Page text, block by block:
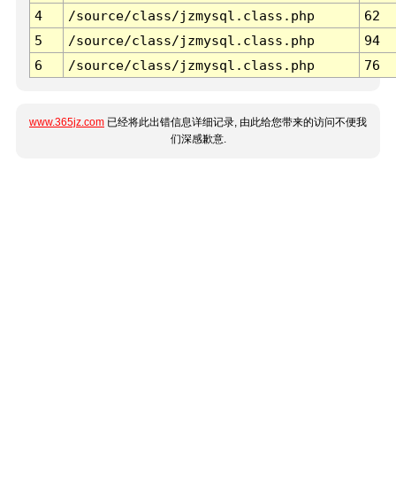
4
/source/class/jzmysql.class.php
62
5
/source/class/jzmysql.class.php
94
6
/source/class/jzmysql.class.php 76
www.365jz.com 已经将此出错信息详细记录, 由此给您带来的访问不便我
们深感歉意.